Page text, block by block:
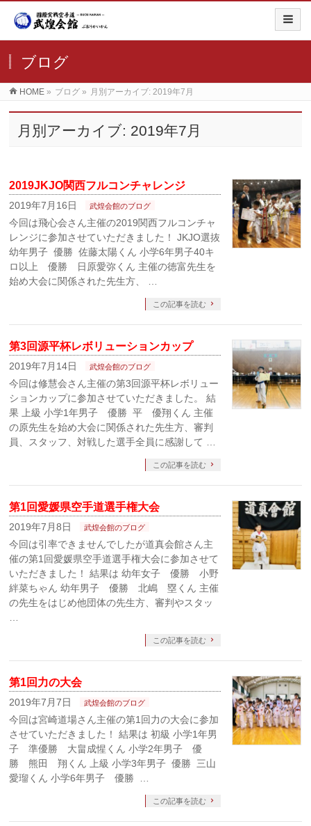
ブログ
HOME » ブログ » 月別アーカイブ: 2019年7月
月別アーカイブ: 2019年7月
2019JKJO関西フルコンチャレンジ
2019年7月16日 武煌会館のブログ
今回は飛心会さん主催の2019関西フルコンチャ
レンジに参加させていただきました！ JKJO選抜
幼年男子 優勝 佐藤太陽くん 小学6年男子40キ
ロ以上 優勝 日原愛弥くん 主催の徳富先生を
始め大会に関係された先生方、 …
この記事を読む
第3回源平杯レボリューションカップ
2019年7月14日 武煌会館のブログ
今回は修慧会さん主催の第3回源平杯レボリュー
ションカップに参加させていただきました。 結
果 上級 小学1年男子 優勝 平 優翔くん 主催
の原先生を始め大会に関係された先生方、審判
員、スタッフ、対戦した選手全員に感謝して …
この記事を読む
第1回愛媛県空手道選手権大会
2019年7月8日 武煌会館のブログ
今回は引率できませんでしたが道真会館さん主
催の第1回愛媛県空手道選手権大会に参加させて
いただきました！ 結果は 幼年女子 優勝 小野
絆菜ちゃん 幼年男子 優勝 北嶋 塁くん 主催
の先生をはじめ他団体の先生方、審判やスタッ
この記事を読む
第1回力の大会
2019年7月7日 武煌会館のブログ
今回は宮崎道場さん主催の第1回力の大会に参加
させていただきました！ 結果は 初級 小学1年男
子 準優勝 大畠成惺くん 小学2年男子 優
勝 熊田 翔くん 上級 小学3年男子 優勝 三山
愛瑠くん 小学6年男子 優勝 …
この記事を読む